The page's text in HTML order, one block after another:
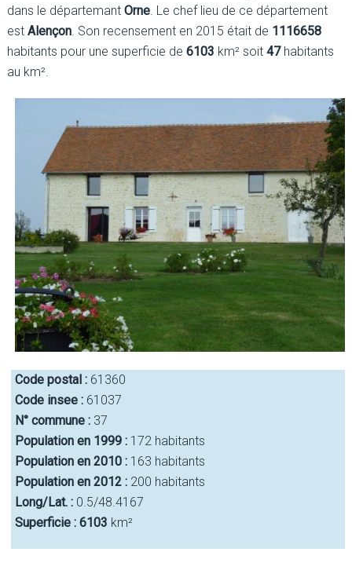
dans le départemant Orne. Le chef lieu de ce département
est Alençon. Son recensement en 2015 était de 1116658
habitants pour une superficie de 6103 km² soit 47habitants
au km².
Code postal : 61360
Code insee : 61037
N° commune : 37
Population en 1999 : 172 habitants
Population en 2010 : 163 habitants
Population en 2012 : 200 habitants
Long/Lat. : 0.5/48.4167
Superficie : 6103 km²